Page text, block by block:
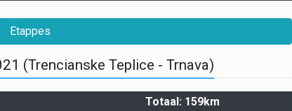
Etappes
(Trencianske Teplice - Trnava)
Totaal: 159km